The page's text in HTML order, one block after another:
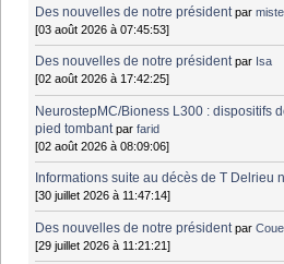
Des nouvelles de notre président par
[03 août 2026 à 07:45:53]
Des nouvelles de notre président par Isa
[02 août 2026 à 17:42:25]
NeurostepMC/Bioness L300 : dispositifs
pied tombant parfarid
[02 août 2026 à 08:09:06]
Informations suite au décès de T Delrieu
[30 juillet 2026 à 11:47:14]
Des nouvelles de notre président par
[29 juillet 2026 à 11:21:21]